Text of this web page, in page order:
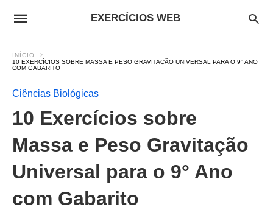
EXERCÍCIOS WEB
INÍCIO
10 EXERCÍCIOS SOBRE MASSA E PESO GRAVITAÇÃO UNIVERSAL PARA O 9° ANO
COM GABARITO
Ciências Biológicas
10 Exercícios sobre
Massa e Peso Gravitação
Universal para o 9° Ano
com Gabarito